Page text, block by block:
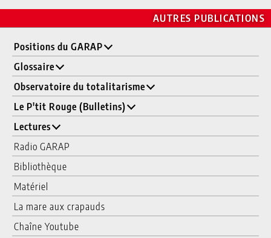
AUTRES PUBLICATIONS
Positions du GARAP
Glossaire
Observatoire du totalitarisme
Le P'tit Rouge (Bulletins)
Lectures
Radio GARAP
Bibliothèque
Matériel
La mare aux crapauds
Chaîne Youtube